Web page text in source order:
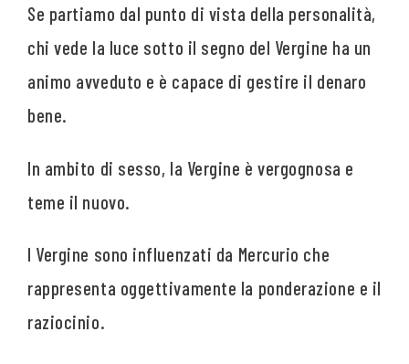
Se partiamo dal punto di vista della personalità,
chi vede la luce sotto il segno del Vergine ha un
animo avveduto e è capace di gestire il denaro
bene.
In ambito di sesso, la Vergine è vergognosa e
teme il nuovo.
I Vergine sono influenzati da Mercurio che
rappresenta oggettivamente la ponderazione e il
raziocinio.